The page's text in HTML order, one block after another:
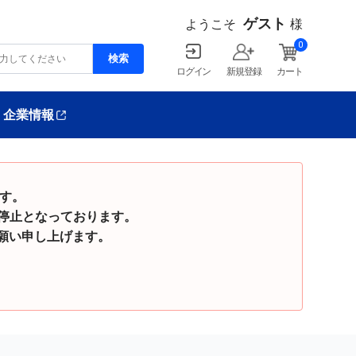
ようこそ ゲスト 様
ログイン 新規登録 カート
0
企業情報
。
なっております。
申し上げます。